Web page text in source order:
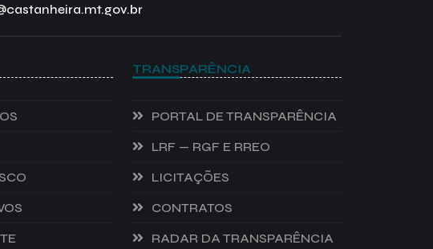
TRANSPARÊNCIA
PORTAL DE TRANSPARÊNCIA
LRF — RGF E RREO
LICITAÇÕES
CONTRATOS
RADAR DA TRANSPARÊNCIA